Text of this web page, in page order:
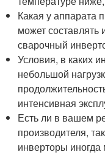
Какая у аппарата
может
сварочный
Условия, в каких
небольшой
интенсивная
Есть ли в вашем
производителя,
инверторы иногда